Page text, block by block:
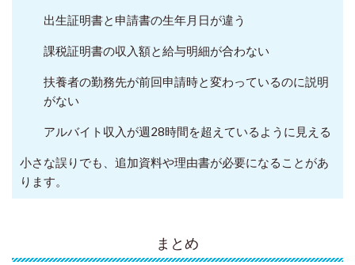
出生証明書と申請書の生年月日が違う
課税証明書の収入額と給与明細が合わない
扶養者の勤務先が前回申請時と変わっているのに説明
がない
アルバイト収入が週28時間を超えているように見える
小さな誤りでも、追加資料や理由書が必要になることがあ
ります。
まとめ